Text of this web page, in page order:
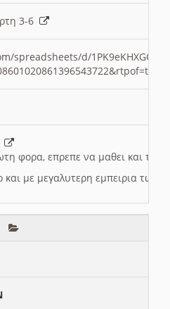
3-6
spreadsheets/d/
φορα, επρεπε να μαθει και το
και με μεγαλυτερη εμπειρια